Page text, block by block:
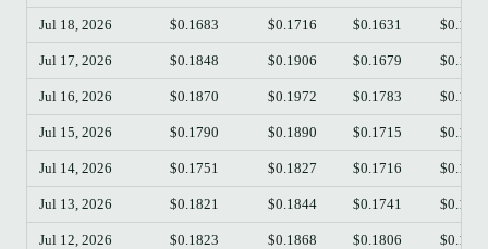
Jul 18, 2026 $0.1683 $0.1716 $0.1631 $0.1652
Jul 17, 2026 $0.1848 $0.1906 $0.1679 $0.1681
Jul 16, 2026 $0.1870 $0.1972 $0.1783 $0.1848
Jul 15, 2026 $0.1790 $0.1890 $0.1715 $0.1872
Jul 14, 2026 $0.1751 $0.1827 $0.1716 $0.1787
Jul 13, 2026 $0.1821 $0.1844 $0.1741 $0.1752
Jul 12, 2026 $0.1823 $0.1868 $0.1806 $0.1823